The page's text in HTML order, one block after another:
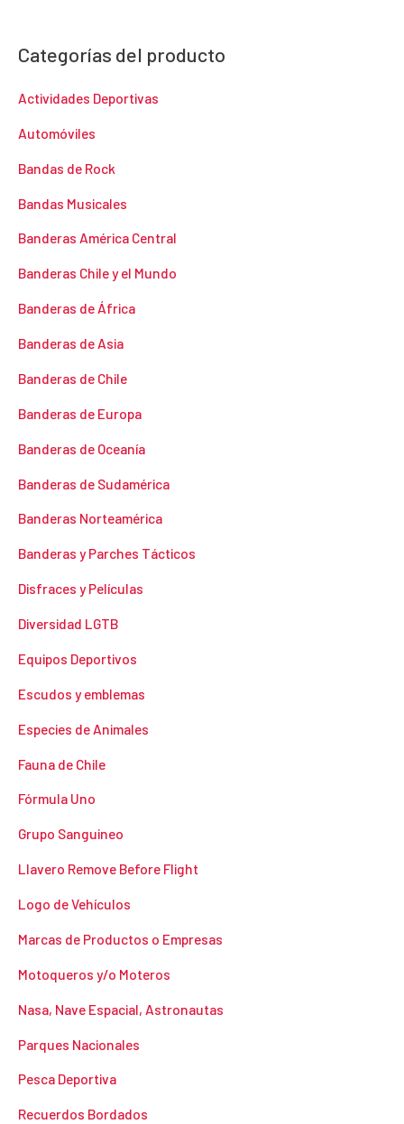
Categorías del producto
Actividades Deportivas
Automóviles
Bandas de Rock
Bandas Musicales
Banderas América Central
Banderas Chile y el Mundo
Banderas de África
Banderas de Asia
Banderas de Chile
Banderas de Europa
Banderas de Oceanía
Banderas de Sudamérica
Banderas Norteamérica
Banderas y Parches Tácticos
Disfraces y Películas
Diversidad LGTB
Equipos Deportivos
Escudos y emblemas
Especies de Animales
Fauna de Chile
Fórmula Uno
Grupo Sanguineo
Llavero Remove Before Flight
Logo de Vehículos
Marcas de Productos o Empresas
Motoqueros y/o Moteros
Nasa, Nave Espacial, Astronautas
Parques Nacionales
Pesca Deportiva
Recuerdos Bordados